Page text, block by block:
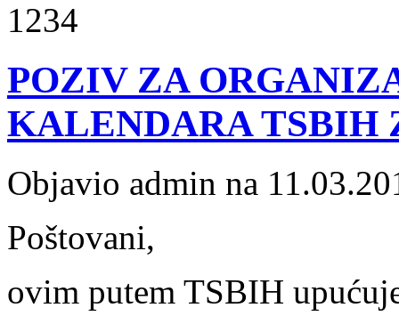
1234
POZIV ZA
KALENDARA TSBIH
Objavio admin na
Poštovani,
ovim putem TSBIH